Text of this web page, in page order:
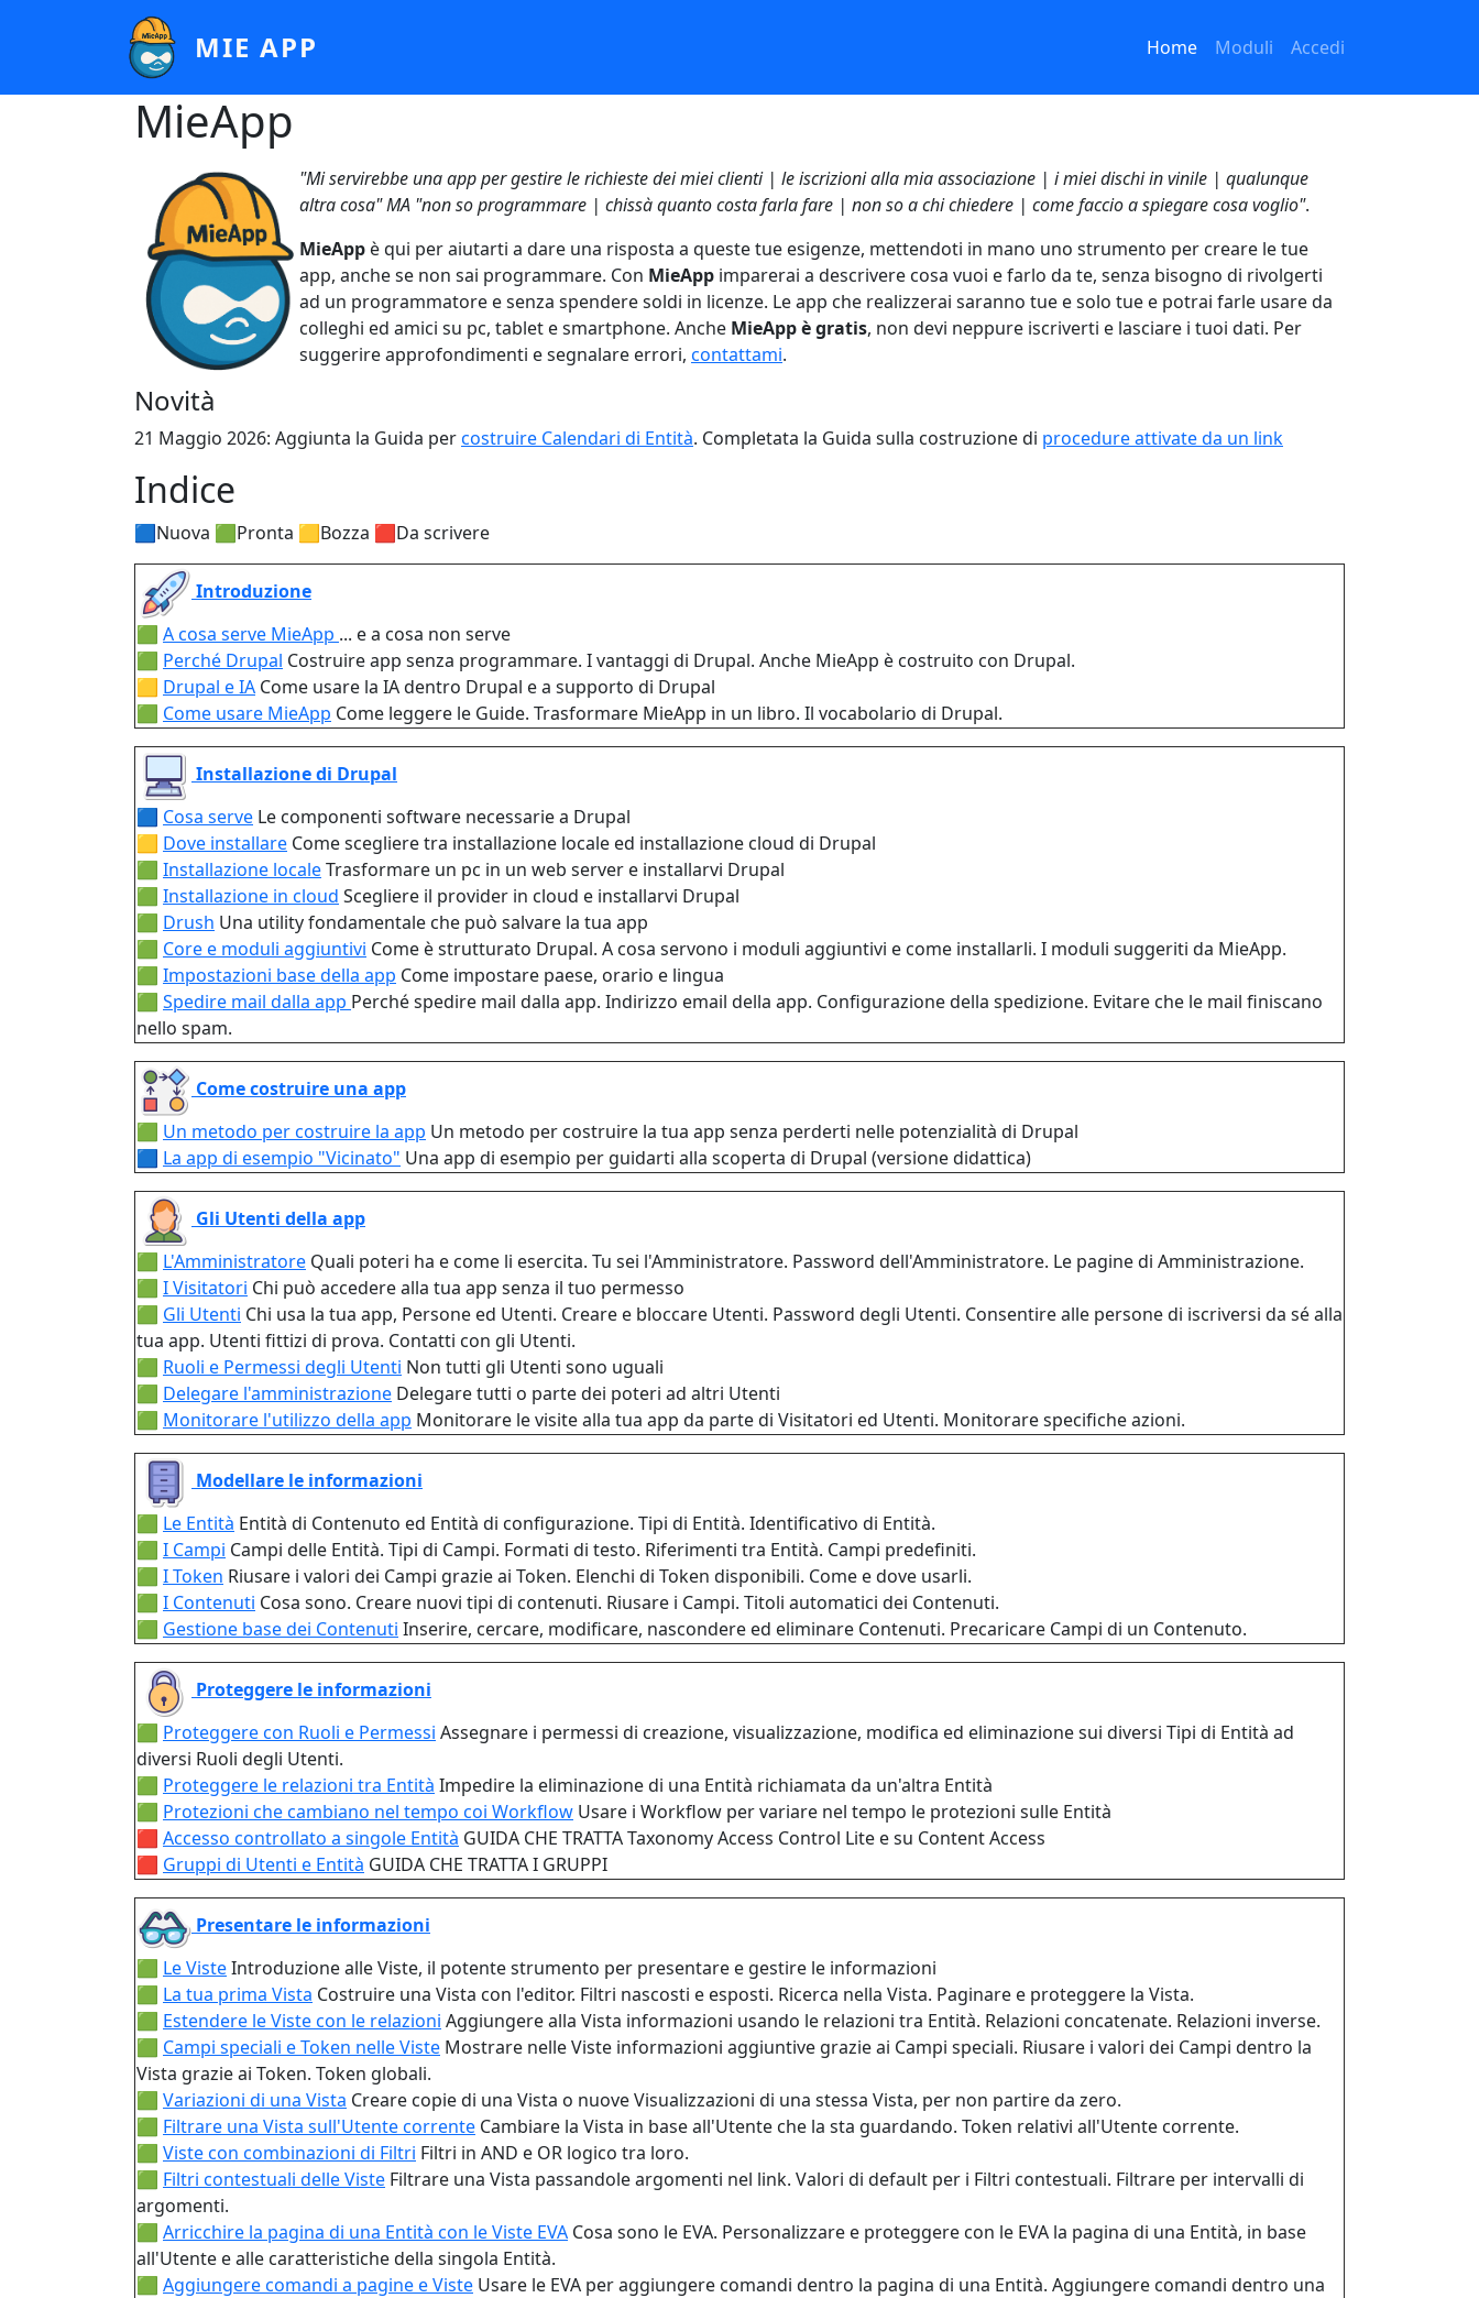
Salta al contenuto principale
MIE APP Navigazione
Home Moduli Menu
Accedi
MieApp
"Mi servirebbe una app per gestire le richieste dei miei clienti | le iscrizioni alla mia associazione | i miei dischi in vinile | qualunque
altra cosa" MA "non so programmare | chissà quanto costa farla fare | non so a chi chiedere | come faccio a spiegare cosa voglio".
MieApp è qui per aiutarti a dare una risposta a queste tue esigenze, mettendoti in mano uno strumento per creare le tue
app, anche se non sai programmare. Con MieApp imparerai a descrivere cosa vuoi e farlo da te, senza bisogno di rivolgerti
ad un programmatore e senza spendere soldi in licenze. Le app che realizzerai saranno tue e solo tue e potrai farle usare da
colleghi ed amici su pc, tablet e smartphone. Anche MieApp è gratis, non devi neppure iscriverti e lasciare i tuoi dati. Per
suggerire approfondimenti e segnalare errori, contattami.
Novità
21 Maggio 2026: Aggiunta la Guida percostruire Calendari di Entità. Completata la Guida sulla costruzione di procedure attivate da un link
Indice
🟦Nuova 🟩Pronta 🟨Bozza 🟥Da scrivere
Introduzione
🟩 A cosa serve MieApp ... e a cosa non serve
🟩 Perché Drupal Costruire app senza programmare. I vantaggi di Drupal. Anche MieApp è costruito con Drupal.
🟨 Drupal e IA Come usare la IA dentro Drupal e a supporto di Drupal
🟩 Come usare MieApp Come leggere le Guide. Trasformare MieApp in un libro. Il vocabolario di Drupal.
Installazione di Drupal
🟦 Cosa serve Le componenti software necessarie a Drupal
🟨 Dove installare Come scegliere tra installazione locale ed installazione cloud di Drupal
🟩 Installazione localeTrasformare un pc in un web server e installarvi Drupal
🟩 Installazione in cloud Scegliere il provider in cloud e installarvi Drupal
🟩 Drush Una utility fondamentale che può salvare la tua app
🟩 Core e moduli aggiuntivi Come è strutturato Drupal. A cosa servono i moduli aggiuntivi e come installarli. I moduli suggeriti da MieApp.
🟩 Impostazioni base della app Come impostare paese, orario e lingua
🟩 Spedire mail dalla app Perché spedire mail dalla app. Indirizzo email della app. Configurazione della spedizione. Evitare che le mail finiscano
nello spam.
Come costruire una app
🟩 Un metodo per costruire la app Un metodo per costruire la tua app senza perderti nelle potenzialità di Drupal
🟦 La app di esempio "Vicinato" Una app di esempio per guidarti alla scoperta di Drupal (versione didattica)
Gli Utenti della app
🟩 L'Amministratore Quali poteri ha e come li esercita. Tu sei l'Amministratore. Password dell'Amministratore. Le pagine di Amministrazione.
🟩 I Visitatori Chi può accedere alla tua app senza il tuo permesso
🟩 Gli Utenti Chi usa la tua app, Persone ed Utenti. Creare e bloccare Utenti. Password degli Utenti. Consentire alle persone di iscriversi da sé alla
tua app. Utenti fittizi di prova. Contatti con gli Utenti.
🟩 Ruoli e Permessi degli Utenti Non tutti gli Utenti sono uguali
🟩 Delegare l'amministrazione Delegare tutti o parte dei poteri ad altri Utenti
🟩 Monitorare l'utilizzo della app Monitorare le visite alla tua app da parte di Visitatori ed Utenti. Monitorare specifiche azioni.
Modellare le informazioni
🟩 Le Entità Entità di Contenuto ed Entità di configurazione. Tipi di Entità. Identificativo di Entità.
🟩 I Campi Campi delle Entità. Tipi di Campi. Formati di testo. Riferimenti tra Entità. Campi predefiniti.
🟩 I Token Riusare i valori dei Campi grazie ai Token. Elenchi di Token disponibili. Come e dove usarli.
🟩 I Contenuti Cosa sono. Creare nuovi tipi di contenuti. Riusare i Campi. Titoli automatici dei Contenuti.
🟩 Gestione base dei Contenuti Inserire, cercare, modificare, nascondere ed eliminare Contenuti. Precaricare Campi di un Contenuto.
Proteggere le informazioni
🟩 Proteggere con Ruoli e Permessi Assegnare i permessi di creazione, visualizzazione, modifica ed eliminazione sui diversi Tipi di Entità ad
diversi Ruoli degli Utenti.
🟩 Proteggere le relazioni tra Entità Impedire la eliminazione di una Entità richiamata da un'altra Entità
🟩 Protezioni che cambiano nel tempo coi Workflow Usare i Workflow per variare nel tempo le protezioni sulle Entità
🟥 Accesso controllato a singole Entità GUIDA CHE TRATTA Taxonomy Access Control Lite e su Content Access
🟥 Gruppi di Utenti e Entità GUIDA CHE TRATTA I GRUPPI
Presentare le informazioni
🟩 Le VisteIntroduzione alle Viste, il potente strumento per presentare e gestire le informazioni
🟩 La tua prima Vista Costruire una Vista con l'editor. Filtri nascosti e esposti. Ricerca nella Vista. Paginare e proteggere la Vista.
🟩 Estendere le Viste con le relazioni Aggiungere alla Vista informazioni usando le relazioni tra Entità. Relazioni concatenate. Relazioni inverse.
🟩 Campi speciali e Token nelle Viste Mostrare nelle Viste informazioni aggiuntive grazie ai Campi speciali. Riusare i valori dei Campi dentro la
Vista grazie ai Token. Token globali.
🟩 Variazioni di una Vista Creare copie di una Vista o nuove Visualizzazioni di una stessa Vista, per non partire da zero.
🟩 Filtrare una Vista sull'Utente corrente Cambiare la Vista in base all'Utente che la sta guardando. Token relativi all'Utente corrente.
🟩 Viste con combinazioni di Filtri Filtri in AND e OR logico tra loro.
🟩 Filtri contestuali delle Viste Filtrare una Vista passandole argomenti nel link. Valori di default per i Filtri contestuali. Filtrare per intervalli di
argomenti.
🟩 Arricchire la pagina di una Entità con le Viste EVA Cosa sono le EVA. Personalizzare e proteggere con le EVA la pagina di una Entità, in base
all'Utente e alle caratteristiche della singola Entità.
🟩 Aggiungere comandi a pagine e Viste Usare le EVA per aggiungere comandi dentro la pagina di una Entità. Aggiungere comandi dentro una